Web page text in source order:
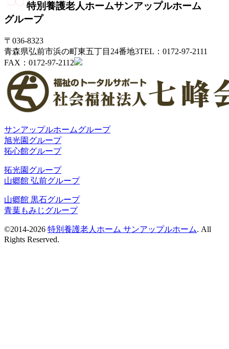
特別養護老人ホームサンアップルホーム
グループ
〒036-8323
青森県弘前市浜の町東五丁目24番地3TEL：0172-97-2111
FAX：0172-97-2112
サンアップルホームグループ
旭光園グループ
拓心館グループ
拓光園グループ
山郷館 弘前グループ
山郷館 黒石グループ
青葉もみじグループ
©2014-2026 特別養護老人ホーム サンアップルホーム. All
Rights Reserved.